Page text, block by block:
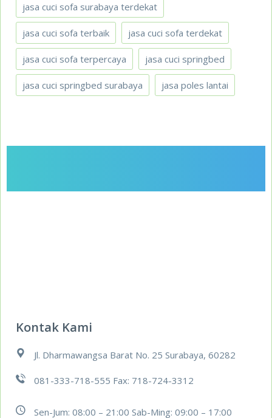
jasa cuci sofa surabaya terdekat
jasa cuci sofa terbaik jasa cuci sofa terdekat
jasa cuci sofa terpercaya jasa cuci springbed
jasa cuci springbed surabaya jasa poles lantai
Kontak Kami
Jl. Dharmawangsa Barat No. 25 Surabaya, 60282
081-333-718-555 Fax: 718-724-3312
Sen-Jum: 08:00 – 21:00 Sab-Ming: 09:00 – 17:00